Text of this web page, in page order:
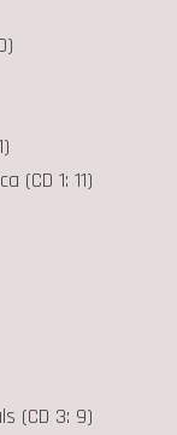
(CD 1: 11)
(CD 3: 9)